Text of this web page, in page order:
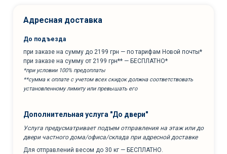
Адресная доставка
До подъезда
при заказе на сумму до 2199 грн — по тарифам Новой почты*
при заказе на сумму от 2199 грн** — БЕСПЛАТНО*
*при условии 100% предоплаты
**сумма к оплате с учетом всех скидок должна соответствовать
установленному лимиту или превышать его
Дополнительная услуга "До двери"
Услуга предусматривает подъем отправления на этаж или до
двери частного дома/офиса/склада при адресной доставке
Для отправлений весом до 30 кг — БЕСПЛАТНО.